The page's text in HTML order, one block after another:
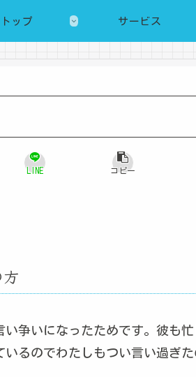
トップ サービス
LINE コピー
争いになったためです。彼も
るのでわたしもつい言い過ぎ